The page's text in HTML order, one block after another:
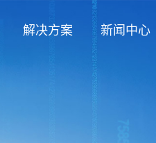
解决方案 新闻中心